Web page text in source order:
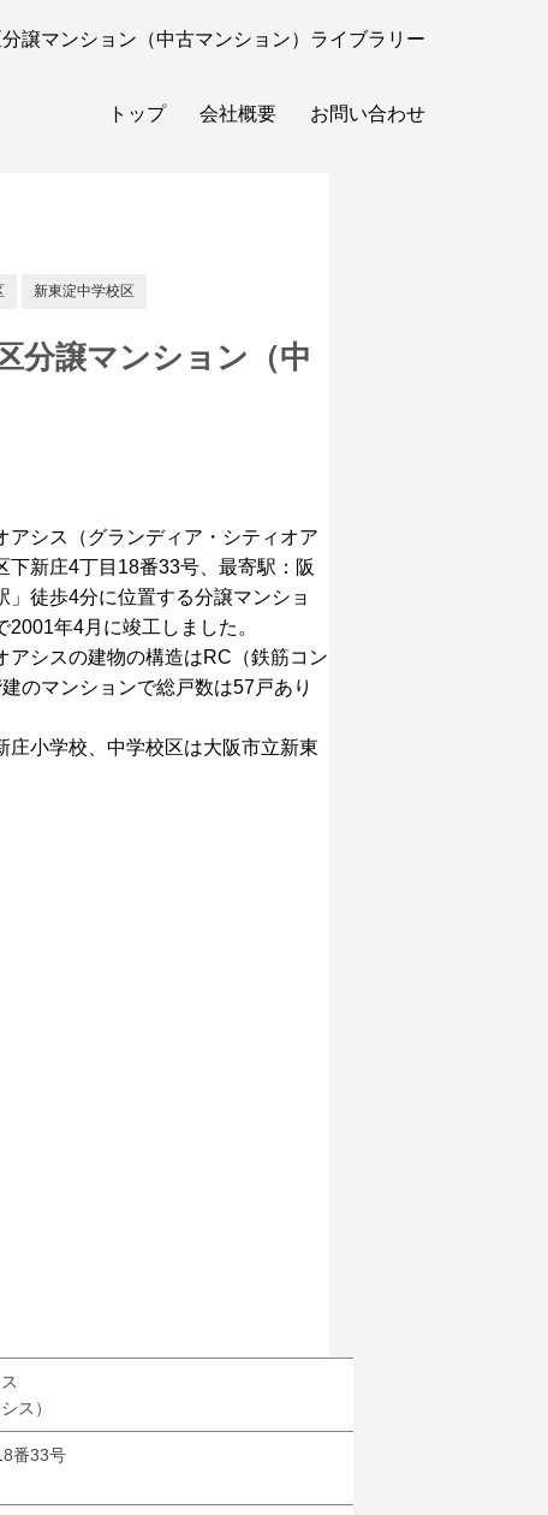
譲マンション（中古マンション）ライブラリー
トップ 会社概要 お問い合わせ
新東淀中学校区
分譲マンション（中
アシス（グランディア・シティオア
下新庄4丁目18番33号、最寄駅：阪
」徒歩4分に位置する分譲マンショ
年4月に竣工しました。
アシスの建物の構造はRC（鉄筋コン
のマンションで総戸数は57戸あり
庄小学校、中学校区は大阪市立新東
ス）
番33号